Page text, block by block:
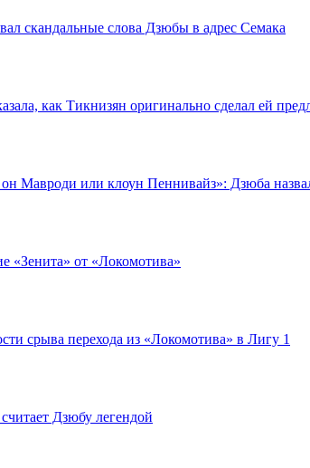
скандальные слова Дзюбы в адрес Семака
как Тикнизян оригинально сделал ей
Мавроди или клоун Пеннивайз»: Дзюба
«Зенита» от «Локомотива»
срыва перехода из «Локомотива» в Лигу 1
Дзюбу легендой